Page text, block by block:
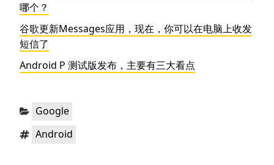
哪个？
谷歌更新Messages应用，现在，你可以在电脑上收发
短信了
Android P 测试版发布，主要有三大看点
分
Google
标 Android